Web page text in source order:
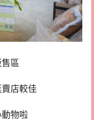
區
店較佳
物啦